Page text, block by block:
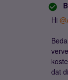
Hi ​
dat